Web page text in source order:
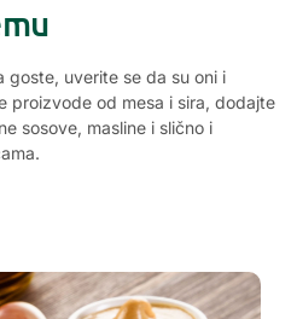
goste, uverite se da su oni i
proizvode od mesa i sira, dodajte
sosove, masline i slično i